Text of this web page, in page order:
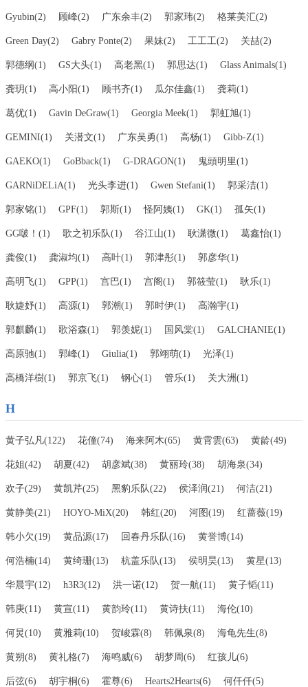
Gyubin(2) 顾峰(2) 广东余丰(2) 郭家玮(2) 格莱美汇(2)
Green Day(2) Gabry Ponte(2) 果妹(2) 工工工(2) 关喆(2)
郭德纲(1) GS大头(1) 高老黑(1) 郭思达(1) Glass Animals(1)
龚玥(1) 高小阳(1) 顾书齐(1) 瓜尔佳鑫(1) 龚莉(1)
葛优(1) Gavin DeGraw(1) Georgia Meek(1) 郭虹旭(1)
GEMINI(1) 关潜文(1) 广东吴勇(1) 高杨(1) Gibb-Z(1)
GAEKO(1) GoBback(1) G-DRAGON(1) 鬼頭明里(1)
GARNiDELiA(1) 光头李进(1) Gwen Stefani(1) 郭采洁(1)
郭家铭(1) GPF(1) 郭斯(1) 怪阿姨(1) GK(1) 孤矢(1)
GG啵！(1) 歌之初乐队(1) 谷江山(1) 耿潇微(1) 葛鑫怡(1)
龚俊(1) 龚淑均(1) 高叶(1) 郭津彤(1) 郭彦华(1)
高明飞(1) GPP(1) 宫巴(1) 宫阁(1) 郭筱莹(1) 耿乐(1)
耿婕妤(1) 高源(1) 郭潮(1) 郭时伊(1) 高瀚宇(1)
郭麒麟(1) 歌浴森(1) 郭羡妮(1) 国风棠(1) GALCHANIE(1)
高原驰(1) 郭峰(1) Giulia(1) 郭翊萌(1) 光泽(1)
高橋洋樹(1) 郭京飞(1) 钢心(1) 管乐(1) 关大洲(1)
H
黄子弘凡(122) 花僮(74) 海来阿木(65) 黄霄雲(63) 黄龄(49)
花姐(42) 胡夏(42) 胡彦斌(38) 黄丽玲(38) 胡海泉(34)
欢子(29) 黄凯芹(25) 黑豹乐队(22) 侯泽润(21) 何洁(21)
黄静美(21) HOYO-MiX(20) 韩红(20) 河图(19) 红蔷薇(19)
韩小欠(19) 黄品源(17) 回春丹乐队(16) 黄誉博(14)
何浩楠(14) 黄绮珊(13) 杭盖乐队(13) 侯明昊(13) 黄星(13)
华晨宇(12) h3R3(12) 洪一诺(12) 贺一航(11) 黄子韬(11)
韩庚(11) 黄宣(11) 黄韵玲(11) 黄诗扶(11) 海伦(10)
何炅(10) 黄雅莉(10) 贺峻霖(8) 韩佩泉(8) 海龟先生(8)
黄朔(8) 黄礼格(7) 海鸣威(6) 胡梦周(6) 红孩儿(6)
后弦(6) 胡宇桐(6) 霍尊(6) Hearts2Hearts(6) 何仟仟(5)